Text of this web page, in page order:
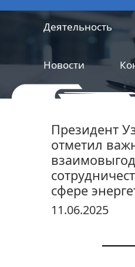
Деятельность
Новости
железнодорожной
Президент
отметил
сфере
11.06.2025